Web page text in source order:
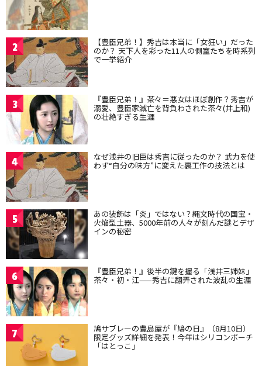
2 【豊臣兄弟！】秀吉は本当に「女狂い」だった
のか？ 天下人を彩った11人の側室たちを時系列
で一挙紹介
3 『豊臣兄弟！』茶々＝悪女はほぼ創作？秀吉が
溺愛、豊臣家滅亡を背負わされた茶々(井上和)
の壮絶すぎる生涯
4 なぜ浅井の旧臣は秀吉に従ったのか？ 武力を使
わず“自分の味方”に変えた裏工作の技法とは
5 あの装飾は「炎」ではない？縄文時代の国宝・
火焔型土器、5000年前の人々が刻んだ謎とデザ
インの秘密
6 『豊臣兄弟！』後半の鍵を握る「浅井三姉妹」
茶々・初・江——秀吉に翻弄された波乱の生涯
7 鳩サブレーの豊島屋が『鳩の日』（8月10日）
限定グッズ詳細を発表！今年はシリコンポーチ
「はとっこ」